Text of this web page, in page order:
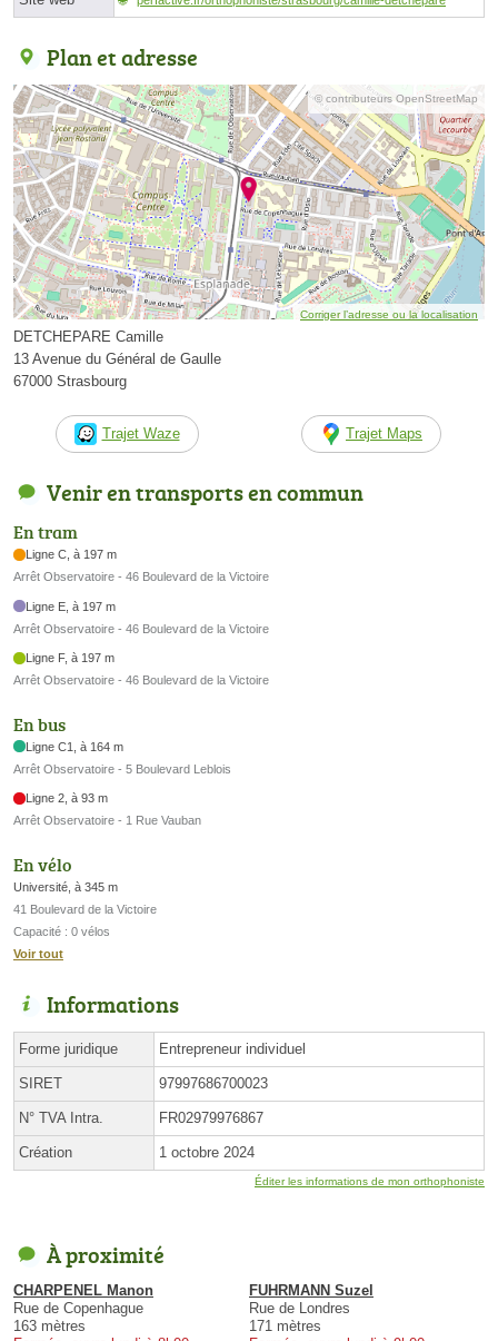
Plan et adresse
© contributeurs OpenStreetMap
Corriger l’adresse ou la localisation
DETCHEPARE Camille
13 Avenue du Général de Gaulle
67000 Strasbourg
Trajet Waze Trajet Maps
Venir en transports en commun
En tram
Ligne C, à 197 m
Arrêt Observatoire - 46 Boulevard de la Victoire
Ligne E, à 197 m
Arrêt Observatoire - 46 Boulevard de la Victoire
Ligne F, à 197 m
Arrêt Observatoire - 46 Boulevard de la Victoire
En bus
Ligne C1, à 164 m
Arrêt Observatoire - 5 Boulevard Leblois
Ligne 2, à 93 m
Arrêt Observatoire - 1 Rue Vauban
En vélo
Université, à 345 m
41 Boulevard de la Victoire
Capacité : 0 vélos
Voir tout
Informations
Forme juridique Entrepreneur individuel
SIRET 97997686700023
N° TVA Intra. FR02979976867
Création 1 octobre 2024
Éditer les informations de mon orthophoniste
À proximité
CHARPENEL Manon
Rue de Copenhague
163 mètres
FUHRMANN Suzel
Rue de Londres
171 mètres